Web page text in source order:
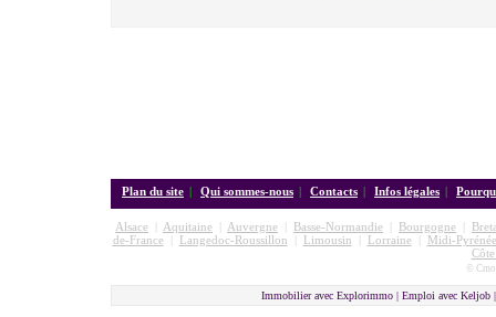
Plan du site | Qui sommes-nous | Contacts | Infos légales |
Alsace Aquitaine Auvergne Basse-Normandie Bourgogne
de-France| Langedoc-Roussillon Limousin Lorraine|
Midi-
©
Immobilier avec Explorimmo | Emploi avec Keljob